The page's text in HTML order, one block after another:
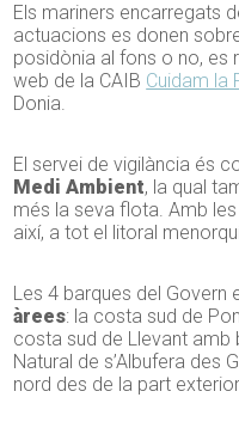
Els mariners encarregats
actuacions es donen
posidònia al fons o no, es
web de la CAIB Cuidam la
Donia.
El servei de vigilància és
Medi Ambient, la qual
més la seva flota. Amb
així, a tot el litoral
Les 4 barques del Govern
àrees: la costa sud de
costa sud de Llevant amb
Natural de s’Albufera des
nord des de la part